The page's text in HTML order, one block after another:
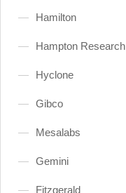
Hamilton
Hampton Research
Hyclone
Gibco
Mesalabs
Gemini
Fitzgerald